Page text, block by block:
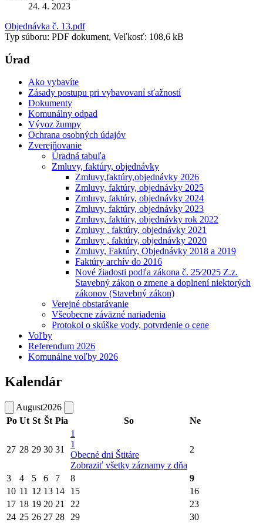
24. 4. 2023
Objednávka č. 13.pdf
Typ súboru: PDF dokument, Veľkosť: 108,6 kB
Úrad
Ako vybavíte
Zásady postupu pri vybavovaní sťažností
Dokumenty
Komunálny odpad
Vývoz žumpy
Ochrana osobných údajóv
Zverejňovanie
Úradná tabuľa
Zmluvy, faktúry, objednávky
Zmluvy,faktúry,objednávky 2026
Zmluvy, faktúry, objednávky 2025
Zmluvy, faktúry, objednávky 2024
Zmluvy, faktúry, objednávky 2023
Zmluvy, faktúry, objednávky rok 2022
Zmluvy , faktúry, objednávky 2021
Zmluvy , faktúry, objednávky 2020
Zmluvy, Faktúry, Objednávky 2018 a 2019
Faktúry archív do 2016
Nové žiadosti podľa zákona č. 25⁄2025 Z.z.
Stavebný zákon o zmene a doplnení niektorých
zákonov (Stavebný zákon)
Verejné obstarávanie
Všeobecne záväzné nariadenia
Protokol o skúške vody, potvrdenie o cene
Voľby
Referendum 2026
Komunálne voľby 2026
Kalendár
August2026
Po Ut St Št Pia So Ne
27 28 29 30 31
1
1
Obecné dni Štitáre
Zobraziť všetky záznamy z dňa
2
3 4 5 6 7 8
9
10 11 12 13 14 15
16
17 18 19 20 21 22
23
24 25 26 27 28 29
30